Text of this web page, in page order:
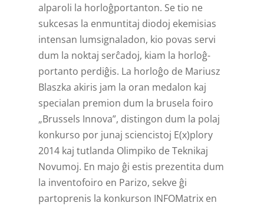
alparoli la horloĝ­portanton. Se tio ne
sukcesas la enmuntitaj diodoj ekemisias
intensan lumsignal­adon, kio povas servi
dum la noktaj serĉadoj, kiam la horloĝ­
portanto perdiĝis. La horloĝo de Mariusz
Blaszka akiris jam la oran medalon kaj
specialan premion dum la brusela foiro
„Brussels Innova”, distingon dum la polaj
konkurso por junaj sciencistoj E(x)plory
2014 kaj tutlanda Olimpiko de Teknikaj
Novumoj. En majo ĝi estis prezentita dum
la invento­foiro en Parizo, sekve ĝi
partoprenis la konkurson INFOMatrix en